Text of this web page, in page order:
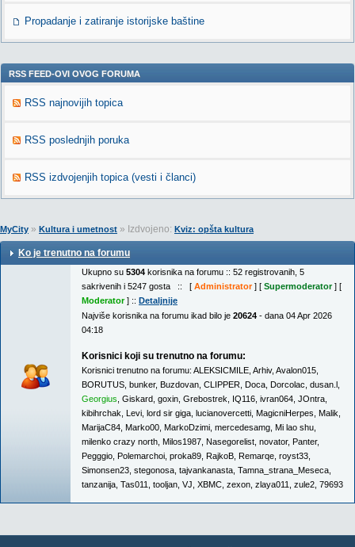
Propadanje i zatiranje istorijske baštine
RSS FEED-OVI OVOG FORUMA
RSS najnovijih topica
RSS poslednjih poruka
RSS izdvojenjih topica (vesti i članci)
MyCity » Kultura i umetnost » Izdvojeno: Kviz: opšta kultura
Ko je trenutno na forumu
Ukupno su 5304 korisnika na forumu :: 52 registrovanih, 5
sakrivenih i 5247 gosta :: [ Administrator] [ Supermoderator] [
Moderator] :: Detaljnije
Najviše korisnika na forumu ikad bilo je 20624 - dana 04 Apr 2026
04:18
Korisnici koji su trenutno na forumu:
Korisnici trenutno na forumu: ALEKSICMILE Arhiv, Avalon015
BORUTUS bunker, Buzdovan CLIPPER Doca Dorcolac dusan.l
Georgius Giskard goxin Grebostrek IQ116 ivran064 JOntra
kibihrchak Levi lord sir giga lucianovercetti MagicniHerpes Malik
MarijaC84 Marko00 MarkoDzimi mercedesamg Mi lao shu
milenko crazy north Milos1987 Nasegorelist novator, Panter,
Pegggio Polemarchoi proka89 RajkoB Remarqe royst33
Simonsen23 stegonosa tajvankanasta Tamna_strana_Meseca
tanzanija Tas011 tooljan VJ XBMC zexon zlaya011 zule2 79693